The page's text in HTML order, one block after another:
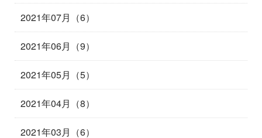
2021年07月（6）
2021年06月（9）
2021年05月（5）
2021年04月（8）
2021年03月（6）